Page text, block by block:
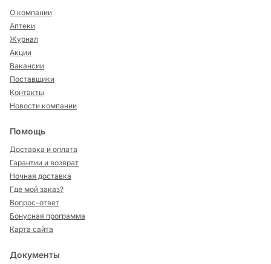
О компании
Аптеки
Журнал
Акции
Вакансии
Поставщики
Контакты
Новости компании
Помощь
Доставка и оплата
Гарантии и возврат
Ночная доставка
Где мой заказ?
Вопрос-ответ
Бонусная программа
Карта сайта
Документы